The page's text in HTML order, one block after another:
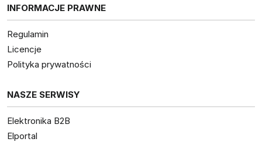
INFORMACJE PRAWNE
Regulamin
Licencje
Polityka prywatności
NASZE SERWISY
Elektronika B2B
Elportal